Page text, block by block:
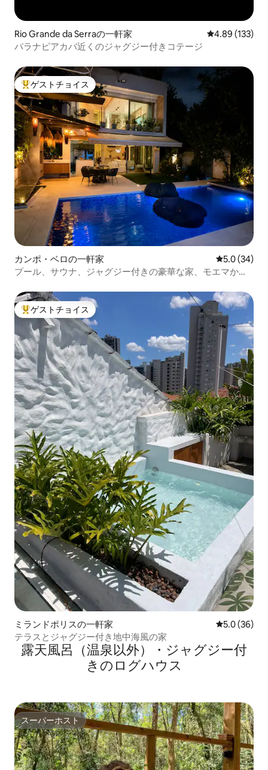
Rio Grande da Serraの一軒家 レビュー133
4.89 (133)
パラナピアカバ近くのジャグジー付きコテージ
大好評のゲストチョイスです。
ゲストチョイス
カンポ・ベロの一軒家 レビュー34
5.0 (34)
プール、サウナ、ジャグジー付きの豪華な家、モエマから2
大好評のゲストチョイスです。
ゲストチョイス
ミランドポリスの一軒家 レビュー36
5.0 (36)
テラスとジャグジー付き地中海風の家
露天風呂（温泉以外）・ジャグジー付
きのログハウス
スーパーホスト
スーパーホスト